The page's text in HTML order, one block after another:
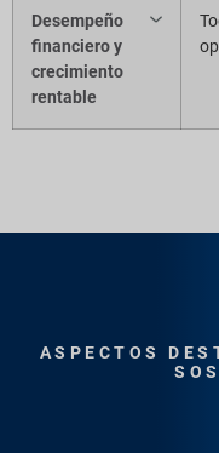
Desempeño
financiero y
crecimiento
rentable
ASPECTOS